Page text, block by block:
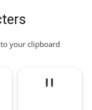
your clipboard
"